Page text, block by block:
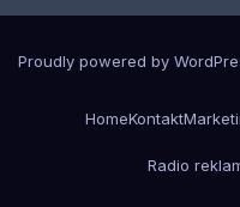
Proudly powered by
HomeKontakt
Radio